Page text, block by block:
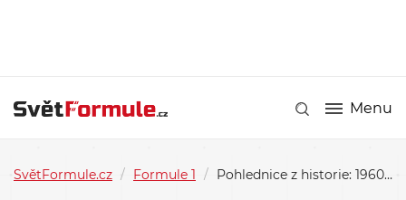
Menu
SvětFormule.cz / Formule 1 / Pohlednice z historie: 1960 Brabham obhájil titul